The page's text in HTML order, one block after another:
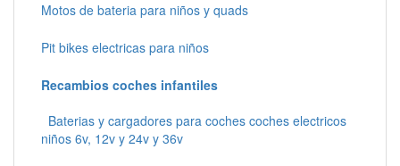
Motos de bateria para niños y quads
Pit bikes electricas para niños
Recambios coches infantiles
Baterias y cargadores para coches coches electricos
niños 6v, 12v y 24v y 36v